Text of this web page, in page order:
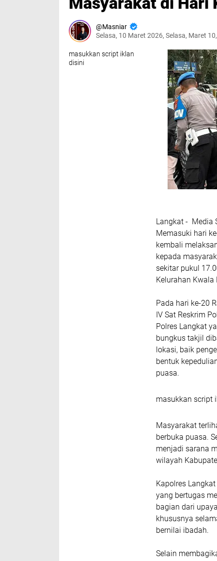
Masniar
Selasa, 10 Maret 2026, Selasa, Maret
masukkan script iklan
disini
Langkat - Media
Memasuki hari
kembali
kepada
sekitar pukul
Kelurahan Kwala
Pada hari ke-20
IV Sat Reskrim
Polres Langkat
bungkus takjil
lokasi, baik
bentuk
puasa.
masukkan script
Masyarakat
berbuka puasa.
menjadi sarana
wilayah
Kapolres Langkat
yang bertugas
bagian dari
khususnya
bernilai ibadah.
Selain